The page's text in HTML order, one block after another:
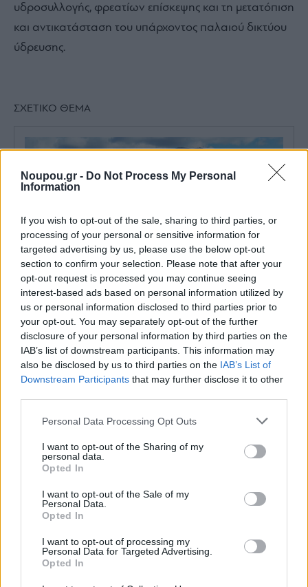
Noupou.gr - Do Not Process My Personal
Information
If you wish to opt-out of the sale, sharing to third parties, or
processing of your personal or sensitive information for
targeted advertising by us, please use the below opt-out
section to confirm your selection. Please note that after your
opt-out request is processed you may continue seeing
interest-based ads based on personal information utilized by
us or personal information disclosed to third parties prior to
your opt-out. You may separately opt-out of the further
disclosure of your personal information by third parties on the
IAB’s list of downstream participants. This information may
also be disclosed by us to third parties on the IAB’s List of
Downstream Participants that may further disclose it to other
Please note that this website/app uses one or more Google
not limited to your visit or usage behaviour. You may click to
grant or deny consent to Google and its third-party tags to
use your data for below specified purposes in below Google
consent section.
Personal Data Processing Opt Outs
I want to opt-out of the Sharing of my
personal data.
Opted In
I want to opt-out of the Sale of my
Personal Data.
Opted In
I want to opt-out of processing my
Personal Data for Targeted Advertising.
Opted In
υδροσυλλογής, φρεατίων επίσκεψης και τη μετατόπιση
και αντικατάσταση του υπάρχοντος παλαιού δικτύου
ύδρευσης.
ΣΧΕΤΙΚΟ ΘΕΜΑ
REAL ESTATE
Σαρωνίδα, Ανάβυσσος, Λαγονήσι: Για λίγους
οι πάλαι ποτέ εξοχικοί προορισμοί της
Αθηναϊκής Ριβιέρας
Τι λέει ο πρώην Δήμαρχος Σαρωνικού
Για το ίδιο ζήτημα επικοινωνήσαμε με τον πρώην
δήμαρχο Σαρωνικού, Πέτρο Φιλίππου, ο οποίος
αναφέρει ότι στο σημείο υπήρχε παλαιότερα ρέμα.
«Ωστόσο δεν εκρέουν λύματα από βόθρο στο σημείο
αυτό. Αυτό που συμβαίνει είναι ότι εισρέουν θαλάσσια